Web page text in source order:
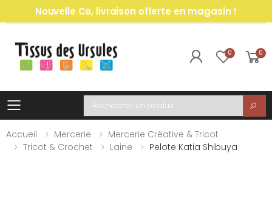
Nouvelle Co, livraison offerte en magasin !
0 0
Toggle mobile menu
Recherche
Accueil
Mercerie
Mercerie Créative & Tricot
Tricot & Crochet
Laine Pelote Katia Shibuya